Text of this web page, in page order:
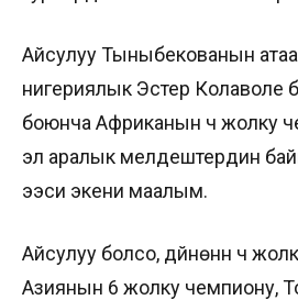
Айсулуу Тыныбекованын
нигериялык Эстер Колаволе
боюнча Африканын үч жолку
эл аралык мелдештердин
ээси экени маалым.
Айсулуу болсо, дүйнөнүн үч
Азиянын 6 жолку чемпиону,